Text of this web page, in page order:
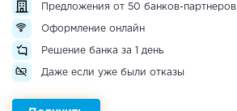
Предложения от 50 банков-партнеров
Оформление онлайн
Решение банка за 1 день
Даже если уже были отказы